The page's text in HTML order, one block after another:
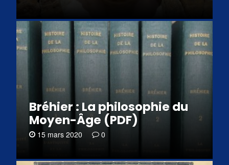
Bréhier : La philosophie du
Moyen-Âge (PDF)
15 mars 2020 0